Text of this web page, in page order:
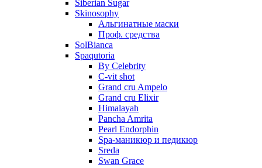
Siberian Sugar
Skinosophy
Альгинатные маски
Проф. средства
SolBianca
Spaqutoria
By Celebrity
C-vit shot
Grand cru Ampelo
Grand сru Elixir
Himalayah
Pancha Amrita
Pearl Endorphin
Spa-маникюр и педикюр
Sreda
Swan Grace